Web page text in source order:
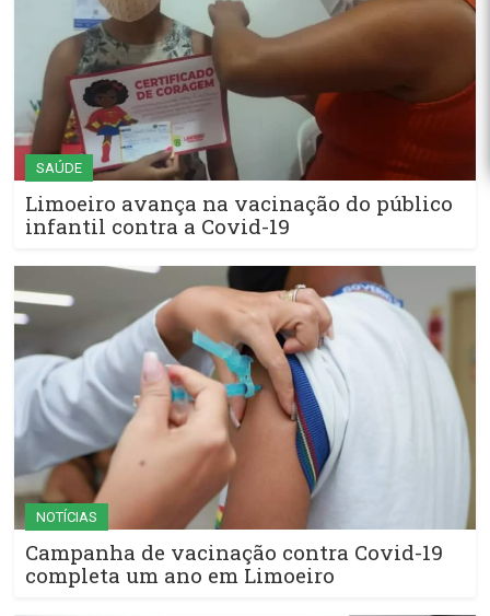
SAÚDE
Limoeiro avança na vacinação do público
infantil contra a Covid-19
NOTÍCIAS
Campanha de vacinação contra Covid-19
completa um ano em Limoeiro